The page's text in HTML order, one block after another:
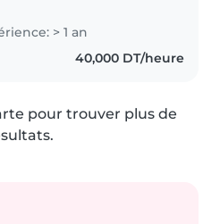
pas encore d’expérience
dans la garde
j’ai une vraie passion..
> 1 an
40,000 DT/heure
pour trouver plus de